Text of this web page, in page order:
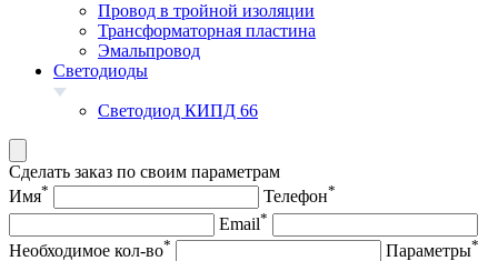
Провод в тройной изоляции
Трансформаторная пластина
Эмальпровод
Светодиоды
Светодиод КИПД 66
Сделать заказ по своим параметрам
Имя* Телефон*
Email*
Необходимое кол-во* Параметры*